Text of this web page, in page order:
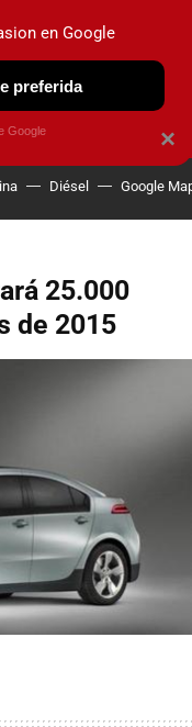
OBSERVATORIO
Diésel Google
25.000
de 2015
×
en Google
preferida
Google